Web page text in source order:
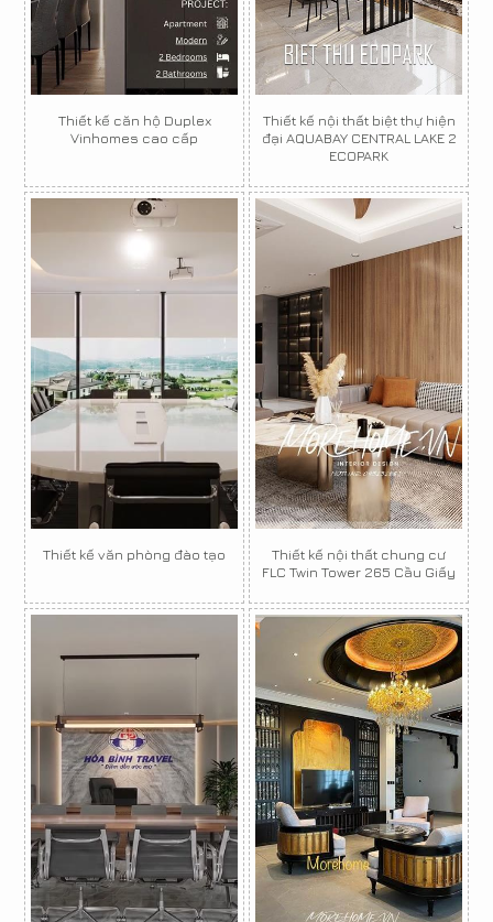
Thiết kế căn hộ Duplex
Vinhomes cao cấp
Thiết kế nội thất biệt thự hiện
đại AQUABAY CENTRAL LAKE 2
ECOPARK
Thiết kế văn phòng đào tạo
Thiết kế nội thất chung cư
FLC Twin Tower 265 Cầu Giấy